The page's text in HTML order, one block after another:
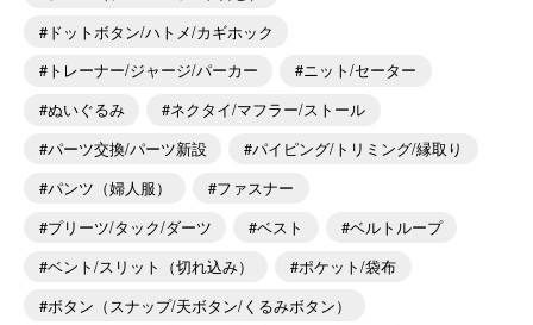
ドットボタン/ハトメ/カギホック
トレーナー/ジャージ/パーカー
ニット/セーター
ぬいぐるみ
ネクタイ/マフラー/ストール
パーツ交換/パーツ新設
パイピング/トリミング/縁取り
パンツ（婦人服）
ファスナー
プリーツ/タック/ダーツ
ベスト
ベルトループ
ベント/スリット（切れ込み）
ポケット/袋布
ボタン（スナップ/天ボタン/くるみボタン）